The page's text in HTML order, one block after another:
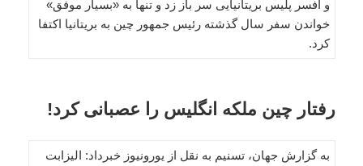
و افسر پلیس بریتانیایی سر باز زد و تنها به «بسیار موفق»
خواندن سفر سال گذشته رئیس جمهور چین به بریتانیا اکتفا
کرد.
رفتار چین ملکه انگلیس را عصبانی کرد!
به گزارش جهان، تسنیم به نقل از یورونیوز خبرداد: الیزابت